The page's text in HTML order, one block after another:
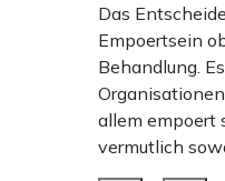
Das
Empoertsein
Behandlung.
allem empoert
vermutlich